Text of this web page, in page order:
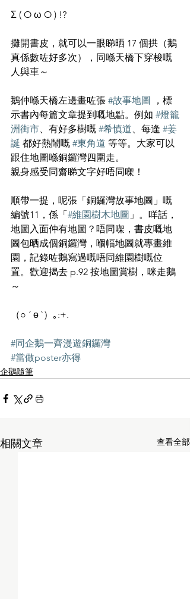
Σ ( O ω O ) !?
攤開書皮，就可以一眼睇晒 17 個拱（鵝
真係數咗好多次），同喺天橋下穿梭嘅
人與車～
鵝仲喺天橋左邊畫咗張 #故事地圖
，標
示書內每篇文章提到嘅地點。例如 #燈籠
洲街市、有好多樹嘅 #希慎道、每逢 #姜
誕 都好熱鬧嘅 #東角道 等等。大家可以
跟住地圖喺銅鑼灣四圍走。
親身感受同齋睇文字好唔同㗎！
順帶一提，呢張「銅鑼灣故事地圖」嘅
編號11，係「 #維園樹木地圖 」。咩話，
地圖入面仲有地圖？唔同㗎，書皮嘅地
圖包晒成個銅鑼灣，嗰幅地圖就專畫維
園，記錄咗鵝寫過嘅唔同維園樹嘅位
置。歡迎揭去 p.92 按地圖賞樹，咪走鵝
～
（○ ´ ө `）｡:+.
#同企鵝一齊漫遊銅鑼灣
#當做poster亦得
企鵝隨筆
相關文章 查看全部